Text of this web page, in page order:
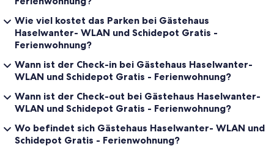
Wie viel kostet das Parken bei Gästehaus
Haselwanter- WLAN und Schidepot Gratis -
Ferienwohnung?
Wann ist der Check-in bei Gästehaus Haselwanter-
WLAN und Schidepot Gratis - Ferienwohnung?
Wann ist der Check-out bei Gästehaus Haselwanter-
WLAN und Schidepot Gratis - Ferienwohnung?
Wo befindet sich Gästehaus Haselwanter- WLAN und
Schidepot Gratis - Ferienwohnung?